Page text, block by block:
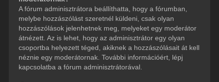
A fórum adminisztrátora beállíthatta, hogy a fórumban,
melybe hozzászólást szeretnél küldeni, csak olyan
hozzászólások jelenhetnek meg, melyeket egy moderátor
átnézett. Az is lehet, hogy az adminisztrátor egy olyan
csoportba helyezett téged, akiknek a hozzászólásait át kell
néznie egy moderátornak. További információért, lépj
kapcsolatba a fórum adminisztrátorával.